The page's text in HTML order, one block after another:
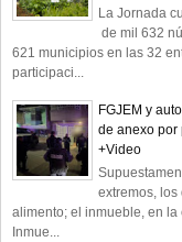
La Jornada
de mil 632
621 municipios en las 32
participaci...
FGJEM y
de anexo por
+Video
extremos, los
alimento; el inmueble, en
Inmue...